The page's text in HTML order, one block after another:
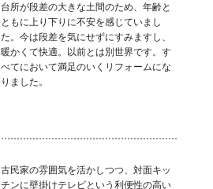
台所が段差の大きな土間のため、年齢と
ともに上り下りに不安を感じていまし
た。今は段差を気にせずにすみますし、
暖かくて快適。以前とは別世界です。す
べてにおいて満足のいくリフォームにな
りました。
古民家の雰囲気を活かしつつ、対面キッ
チンに壁掛けテレビという利便性の高い